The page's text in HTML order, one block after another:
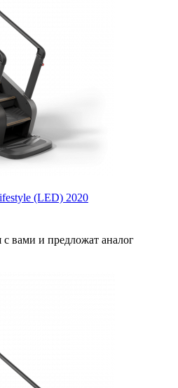
(LED) 2020
вами и предложат аналог